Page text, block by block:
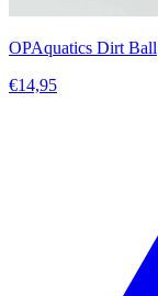
OPAquatics Dirt Ball
€14,95